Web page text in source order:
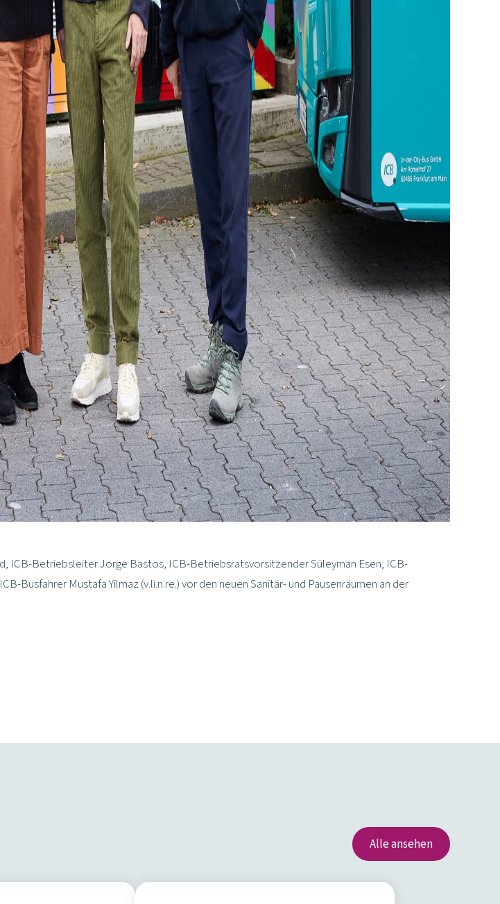
ICB-Betriebsleiter Jorge Bastos, ICB-Betriebsratsvorsitzender Süleyman Esen, ICB-
Busfahrer Mustafa Yilmaz (v.li.n.re.) vor den neuen Sanitär- und Pausenräumen an der
Alle ansehen